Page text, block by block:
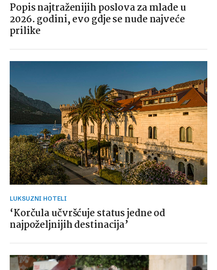
Popis najtraženijih poslova za mlade u
2026. godini, evo gdje se nude najveće
prilike
LUKSUZNI HOTELI
‘Korčula učvršćuje status jedne od
najpoželjnijih destinacija’